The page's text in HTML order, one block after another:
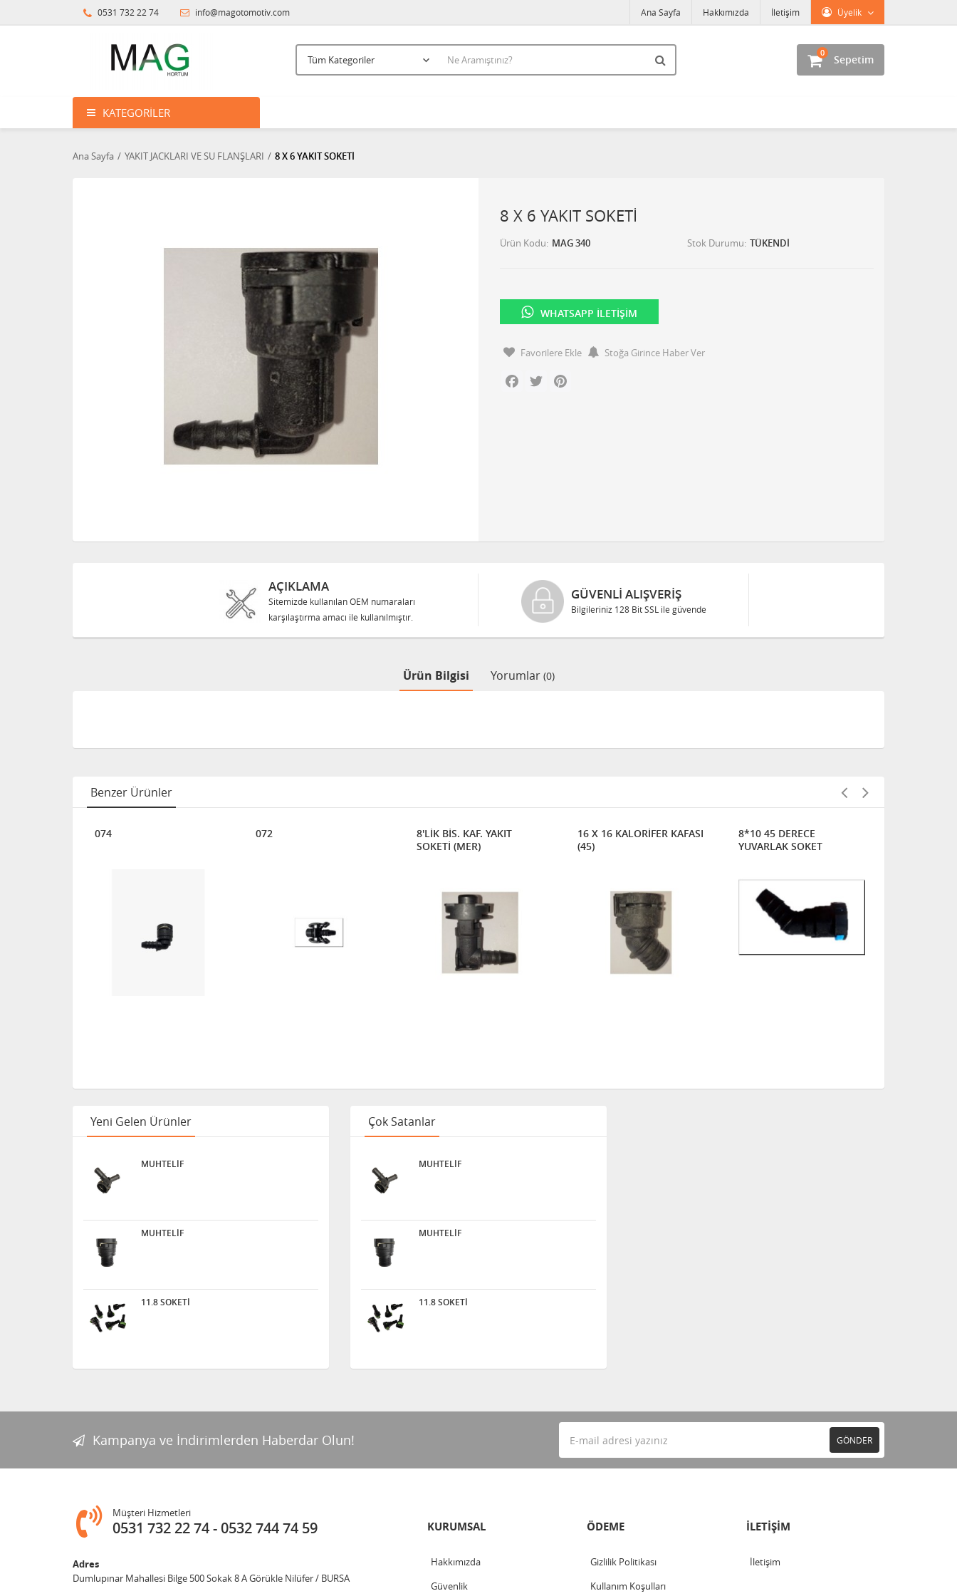
0531 732 22 74 info@magotomotiv.com Üyelik
Ana Sayfa Hakkımızda İletişim
Sepetim
0
KATEGORILER
Ana Sayfa YAKIT JACKLARI VE SU FLANŞLARI 8 X 6 YAKIT SOKETİ
8 X 6 YAKIT SOKETİ
Ürün Kodu MAG 340 Stok Durumu TÜKENDİ
WHATSAPP İLETIŞIM
Favorilere Ekle
Stoğa Girince Haber Ver
Facebook
Twitter
AÇIKLAMA
Sitemizde kullanılan OEM numaraları
karşılaştırma amacı ile kullanılmıştır.
GÜVENLI ALIŞVERIŞ
Bilgileriniz 128 Bit SSL ile güvende
Ürün Bilgisi Yorumlar (0)
Benzer Ürünler
074 072
8'LİK BİS. KAF. YAKIT
SOKETİ (MER)
16 X 16 KALORİFER KAFASI
(45)
8*10 45 DERECE
YUVARLAK SOKET
Yeni Gelen Ürünler
MUHTELİF
MUHTELİF
11.8 SOKETİ
Çok Satanlar
MUHTELİF
MUHTELİF
11.8 SOKETİ
Kampanya ve İndirimlerden Haberdar Olun! GÖNDER
Müşteri Hizmetleri
0531 732 22 74 0532 744 74 59
Adres
Dumlupınar Mahallesi Bilge 500 Sokak 8 A Görükle Nilüfer / BURSA
KURUMSAL
Hakkımızda
Güvenlik
ÖDEME
Gizlilik Politikası
Kullanım Koşulları
İLETİŞİM
İletişim